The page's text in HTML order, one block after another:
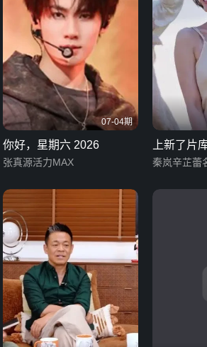
07-04期
你好，星期六 2026
张真源活力MAX
上新了片
秦岚辛芷蕾